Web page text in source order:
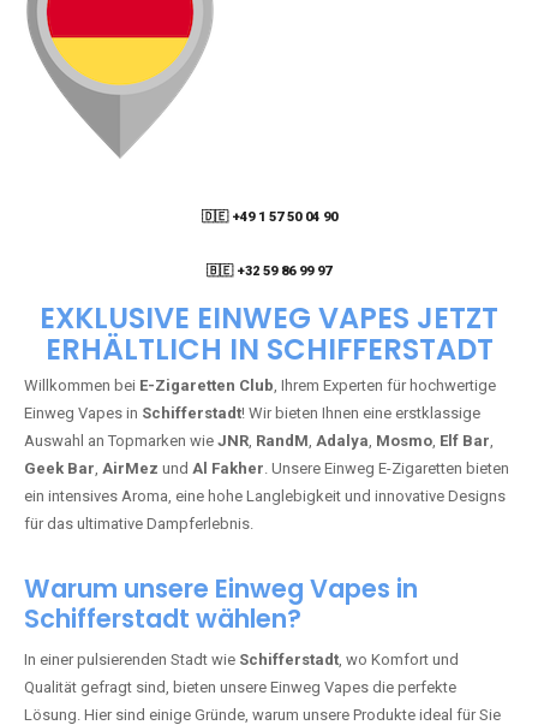
🇩🇪 +49 1 57 50 04 90
🇧🇪 +32 59 86 99 97
EXKLUSIVE EINWEG VAPES JETZT
ERHÄLTLICH IN SCHIFFERSTADT
Willkommen bei E-Zigaretten Club, Ihrem Experten für hochwertige
Einweg Vapes in Schifferstadt! Wir bieten Ihnen eine erstklassige
Auswahl an Topmarken wie JNR, RandM, Adalya, Mosmo, Elf Bar,
Geek Bar, AirMez und Al Fakher. Unsere Einweg E-Zigaretten bieten
ein intensives Aroma, eine hohe Langlebigkeit und innovative Designs
für das ultimative Dampferlebnis.
Warum unsere Einweg Vapes in
Schifferstadt wählen?
In einer pulsierenden Stadt wie Schifferstadt, wo Komfort und
Qualität gefragt sind, bieten unsere Einweg Vapes die perfekte
Lösung. Hier sind einige Gründe, warum unsere Produkte ideal für Sie